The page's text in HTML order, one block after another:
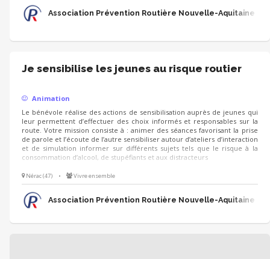
Association Prévention Routière Nouvelle-Aquitaine
Je sensibilise les jeunes au risque routier
Animation
Le bénévole réalise des actions de sensibilisation auprès de jeunes qui
leur permettent d’effectuer des choix informés et responsables sur la
route. Votre mission consiste à : animer des séances favorisant la prise
de parole et l’écoute de l’autre sensibiliser autour d’ateliers d’interaction
et de simulation informer sur différents sujets tels que le risque à la
consommation d’alcool, de stupéfiants et aux distracteurs
Nérac (47) • Vivre ensemble
Association Prévention Routière Nouvelle-Aquitaine